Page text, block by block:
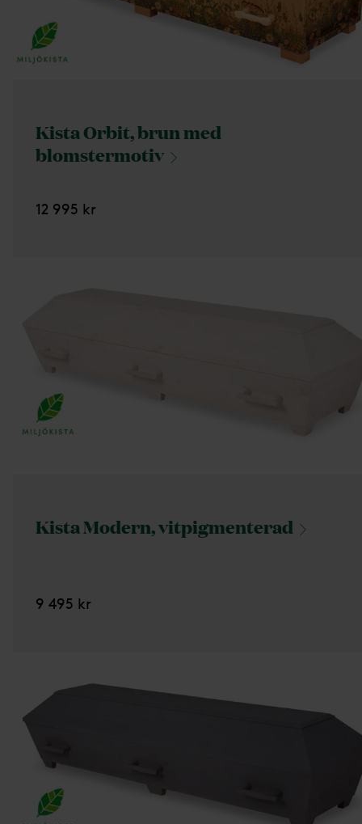
Kista Orbit, brun med
blomstermotiv
12 995 kr
Kista Modern,vitpigmenterad
9 495 kr